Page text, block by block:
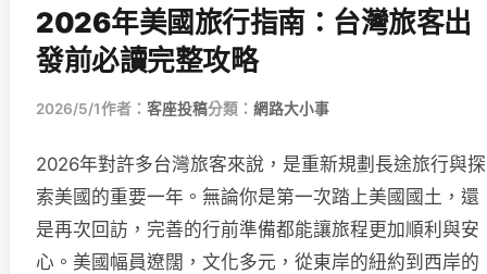
2026年美國旅行指南：台灣旅客出
發前必讀完整攻略
2026/5/1作者： 客座投稿分類： 網路大小事
2026年對許多台灣旅客來說，是重新規劃長途旅行與探
索美國的重要一年。無論你是第一次踏上美國國土，還
是再次回訪，完善的行前準備都能讓旅程更加順利與安
心。美國幅員遼闊，文化多元，從東岸的紐約到西岸的